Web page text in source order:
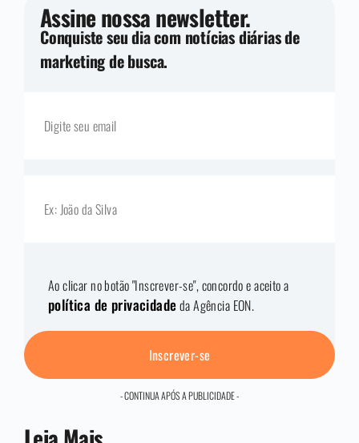
Assine nossa newsletter.
Conquiste seu dia com notícias diárias de
marketing de busca.
Ao clicar no botão "Inscrever-se", concordo e aceito a
política de privacidadeda Agência EON.
Inscrever-se
- CONTINUA APÓS A PUBLICIDADE -